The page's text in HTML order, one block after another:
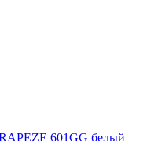
601GG белый